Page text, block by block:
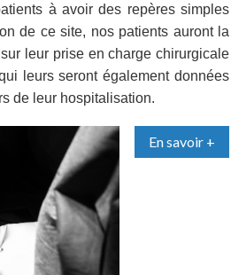
à avoir des repères simples
de ce site, nos patients auront la
leur prise en charge chirurgicale
leurs seront également données
de leur hospitalisation.
En savoir +